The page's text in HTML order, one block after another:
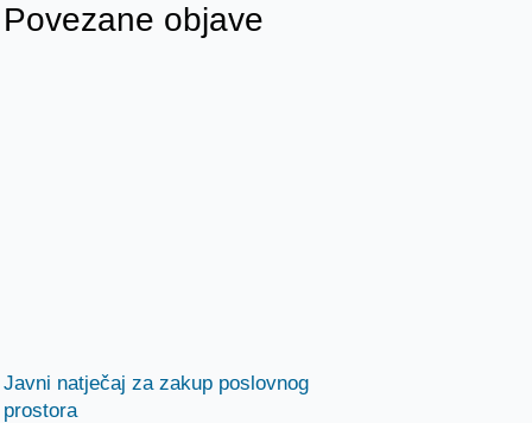
Povezane objave
Javni natječaj za zakup poslovnog
prostora